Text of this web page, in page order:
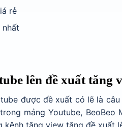
rẻ
nhất
lên đề xuất tăng
được đề xuất có lẽ là
mảng Youtube, BeoBeo
kênh tăng view tăng đề xuất